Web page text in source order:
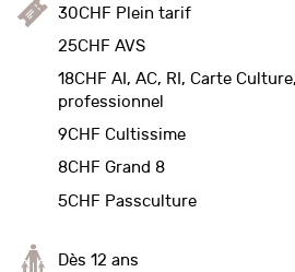
30CHF Plein tarif
25CHF AVS
18CHF AI, AC, RI, Carte
professionnel
9CHF Cultissime
8CHF Grand 8
5CHF Passculture
Dès 12 ans